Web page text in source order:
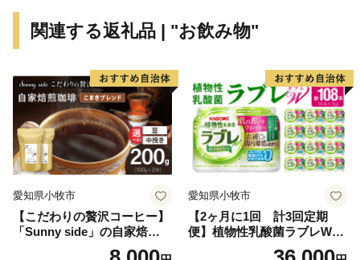
関連する返礼品 | "お飲み物"
愛知県小牧市
【こだわりの贅沢コーヒー】
「Sunny side」の自家焙煎珈
琲こまきブレンド（200g）
愛知県小牧市
【2ヶ月に1回 計3回定期
便】植物性乳酸菌ラブレW
プレーン36本（計108本）